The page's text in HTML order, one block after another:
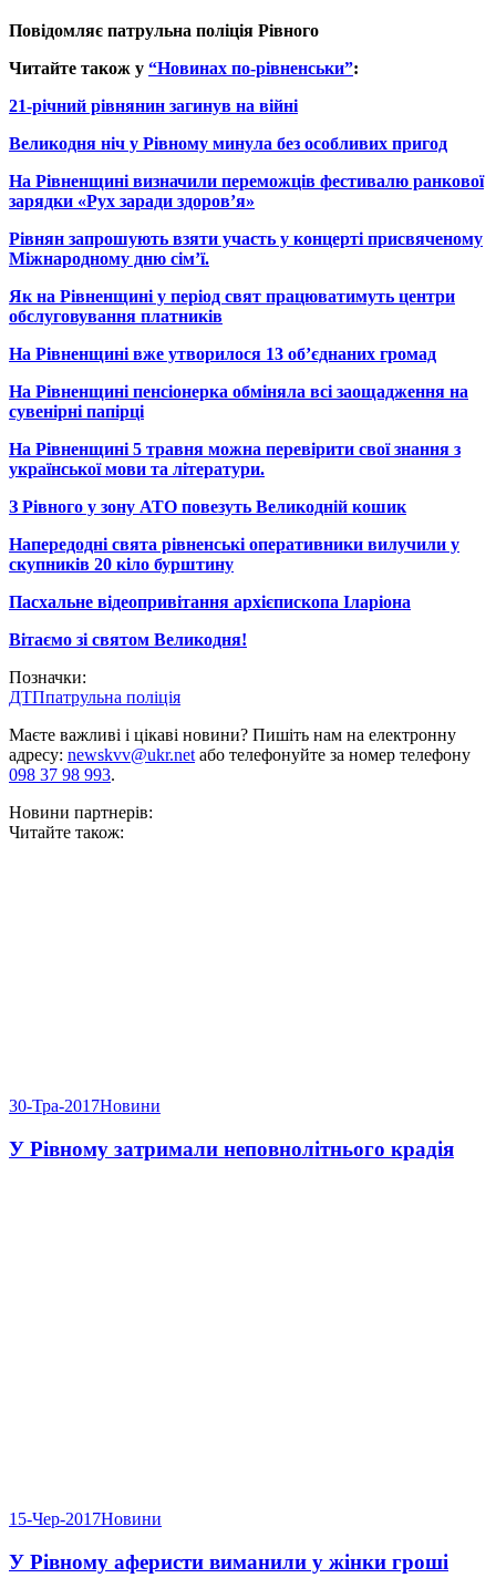
Повідомляє патрульна поліція Рівного
Читайте також у “Новинах по-рівненськи”:
21-річний рівнянин загинув на війні
Великодня ніч у Рівному минула без особливих пригод
На Рівненщині визначили переможців фестивалю ранкової
зарядки «Рух заради здоров’я»
Рівнян запрошують взяти участь у концерті присвяченому
Міжнародному дню сім’ї.
Як на Рівненщині у період свят працюватимуть центри
обслуговування платників
На Рівненщині вже утворилося 13 об’єднаних громад
На Рівненщині пенсіонерка обміняла всі заощадження на
сувенірні папірці
На Рівненщині 5 травня можна перевірити свої знання з
української мови та літератури.
З Рівного у зону АТО повезуть Великодній кошик
Напередодні свята рівненські оперативники вилучили у
скупників 20 кіло бурштину
Пасхальне відеопривітання архієпископа Іларіона
Вітаємо зі святом Великодня!
Позначки:
ДТПпатрульна поліція
Маєте важливі і цікаві новини? Пишіть нам на електронну
адресу: newskvv@ukr.netабо телефонуйте за номер телефону
098 37 98 993.
Новини партнерів:
Читайте також:
30-Тра-2017Новини
У Рівному затримали неповнолітнього крадія
15-Чер-2017Новини
У Рівному аферисти виманили у жінки гроші